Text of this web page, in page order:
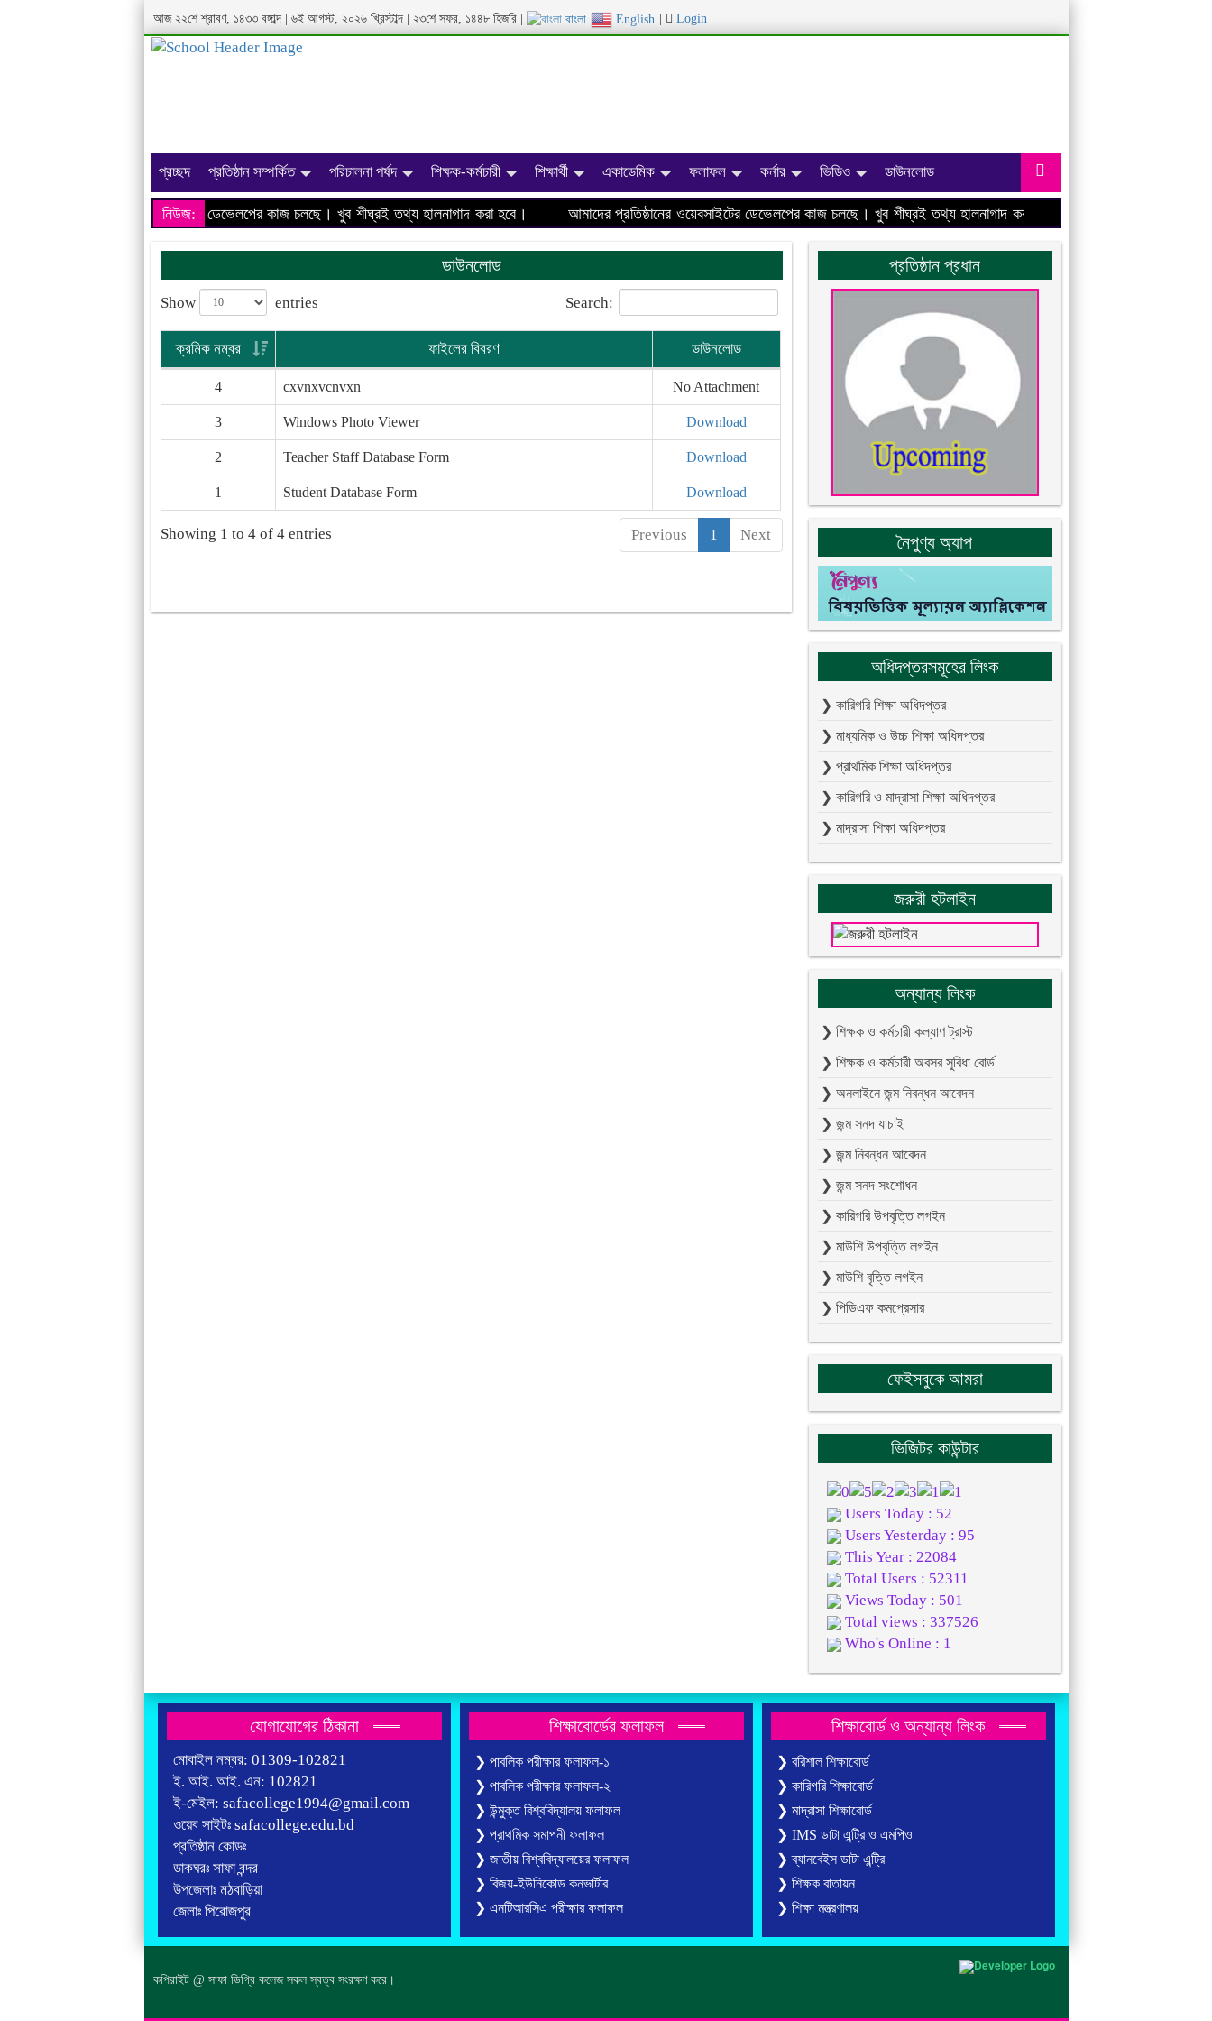
আজ ২২শে শ্রাবণ, ১৪৩৩ বঙ্গাব্দ | ৬ই আগস্ট, ২০২৬ খ্রিস্টাব্দ | ২৩শে সফর, ১৪৪৮ হিজরি | বাংলা English Login
প্রচ্ছদ প্রতিষ্ঠান সম্পর্কিত পরিচালনা পর্ষদ শিক্ষক-কর্মচারী শিক্ষার্থী একাডেমিক ফলাফল কর্নার ভিডিও ডাউনলোড
নিউজ: আমাদের প্রতিষ্ঠানের ওয়েবসাইটের ডেভেলপের কাজ চলছে। খুব শীঘ্রই তথ্য হালনাগাদ করা হবে।
আমাদের প্রতিষ্ঠানের ওয়েবসাইটের ডেভেলপের কাজ চলছে। খুব শীঘ্রই তথ্য হালনাগাদ করা হবে।
ডাউনলোড
Show entries Search:
ক্রমিক নম্বর ফাইলের বিবরণ ডাউনলোড
4 cxvnxvcnvxn No Attachment
3 Windows Photo Viewer Download
2 Teacher Staff Database Form Download
1 Student Database Form Download
Showing 1 to 4 of 4 entries Previous 1 Next
প্রতিষ্ঠান প্রধান
নৈপুণ্য অ্যাপ
অধিদপ্তরসমূহের লিংক
❯ কারিগরি শিক্ষা অধিদপ্তর
❯ মাধ্যমিক ও উচ্চ শিক্ষা অধিদপ্তর
❯ প্রাথমিক শিক্ষা অধিদপ্তর
❯ কারিগরি ও মাদ্রাসা শিক্ষা অধিদপ্তর
❯ মাদ্রাসা শিক্ষা অধিদপ্তর
জরুরী হটলাইন
অন্যান্য লিংক
❯ শিক্ষক ও কর্মচারী কল্যাণ ট্রাস্ট
❯ শিক্ষক ও কর্মচারী অবসর সুবিধা বোর্ড
❯ অনলাইনে জন্ম নিবন্ধন আবেদন
❯ জন্ম সনদ যাচাই
❯ জন্ম নিবন্ধন আবেদন
❯ জন্ম সনদ সংশোধন
❯ কারিগরি উপবৃত্তি লগইন
❯ মাউশি উপবৃত্তি লগইন
❯ মাউশি বৃত্তি লগইন
❯ পিডিএফ কমপ্রেসার
ফেইসবুকে আমরা
ভিজিটর কাউন্টার
Users Today : 52
Users Yesterday : 95
This Year : 22084
Total Users : 52311
Views Today : 501
Total views : 337526
Who's Online : 1
যোগাযোগের ঠিকানা
মোবাইল নম্বর: 01309-102821
ই. আই. আই. এন: 102821
ই-মেইল: safacollege1994@gmail.com
ওয়েব সাইটঃ safacollege.edu.bd
প্রতিষ্ঠান কোডঃ
ডাকঘরঃ সাফা বন্দর
উপজেলাঃ মঠবাড়িয়া
জেলাঃ পিরোজপুর
শিক্ষাবোর্ডের ফলাফল
❯ পাবলিক পরীক্ষার ফলাফল-১
❯ পাবলিক পরীক্ষার ফলাফল-২
❯ উন্মুক্ত বিশ্ববিদ্যালয় ফলাফল
❯ প্রাথমিক সমাপনী ফলাফল
❯ জাতীয় বিশ্ববিদ্যালয়ের ফলাফল
❯ বিজয়-ইউনিকোড কনভার্টার
❯ এনটিআরসিএ পরীক্ষার ফলাফল
শিক্ষাবোর্ড ও অন্যান্য লিংক
❯ বরিশাল শিক্ষাবোর্ড
❯ কারিগরি শিক্ষাবোর্ড
❯ মাদ্রাসা শিক্ষাবোর্ড
❯ IMS ডাটা এন্ট্রি ও এমপিও
❯ ব্যানবেইস ডাটা এন্ট্রি
❯ শিক্ষক বাতায়ন
❯ শিক্ষা মন্ত্রণালয়
কপিরাইট @ সাফা ডিগ্রি কলেজ সকল স্বত্ব সংরক্ষণ করে।